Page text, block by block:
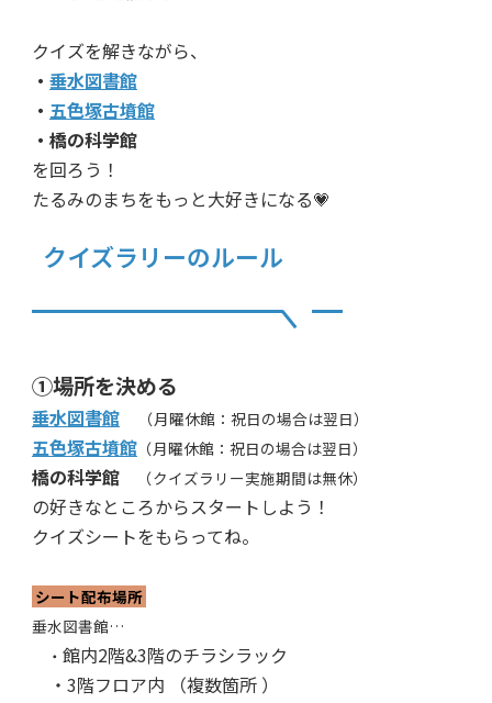
クイズを解きながら、
・ 垂水図書館
・ 五色塚古墳館
・橋の科学館
を回ろう！
たるみのまちをもっと大好きになる💗
クイズラリーのルール
①場所を決める
垂水図書館（月曜休館：祝日の場合は翌日）
五色塚古墳館（月曜休館：祝日の場合は翌日）
橋の科学館 （クイズラリー実施期間は無休）
の好きなところからスタートしよう！
クイズシートをもらってね。
シート配布場所
垂水図書館…
・ 館内2階&3階のチラシラック
・3階フロア内 （複数箇所 ）